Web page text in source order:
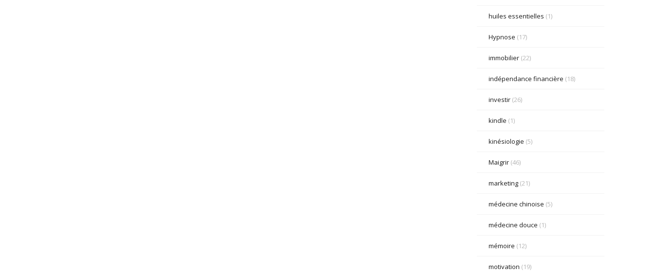
huiles essentielles (1)
Hypnose (17)
immobilier(22)
indépendance financière (18)
investir(26)
kindle (1)
kinésiologie (5)
Maigrir(46)
marketing(21)
médecine chinoise (5)
médecine douce (1)
mémoire (12)
motivation (19)